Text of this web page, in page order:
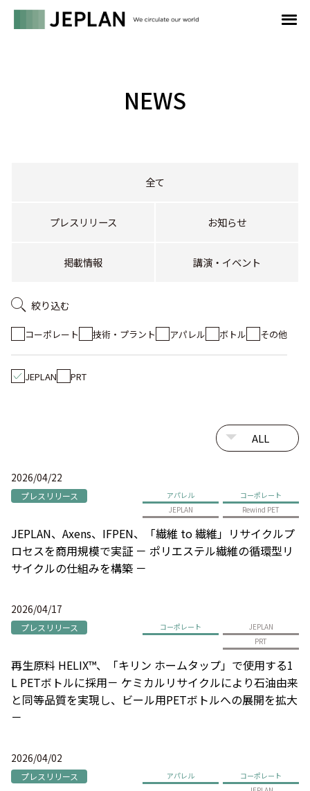
NEWS
全て
プレスリリース お知らせ
掲載情報 講演・イベント
絞り込む
コーポレート 技術・プラント アパレル ボトル その他
JEPLAN PRT
2026/04/22
プレスリリース アパレル
コーポレート
JEPLAN
Rewind PET
JEPLAN、Axens、IFPEN、「繊維 to 繊維」リサイクルプ
ロセスを商用規模で実証 － ポリエステル繊維の循環型リ
サイクルの仕組みを構築 －
2026/04/17
プレスリリース コーポレート
JEPLAN
PRT
再生原料 HELIX™、「キリン ホームタップ」で使用する1
L PETボトルに採用－ ケミカルリサイクルにより石油由来
と同等品質を実現し、ビール用PETボトルへの展開を拡大
－
2026/04/02
プレスリリース アパレル
コーポレート